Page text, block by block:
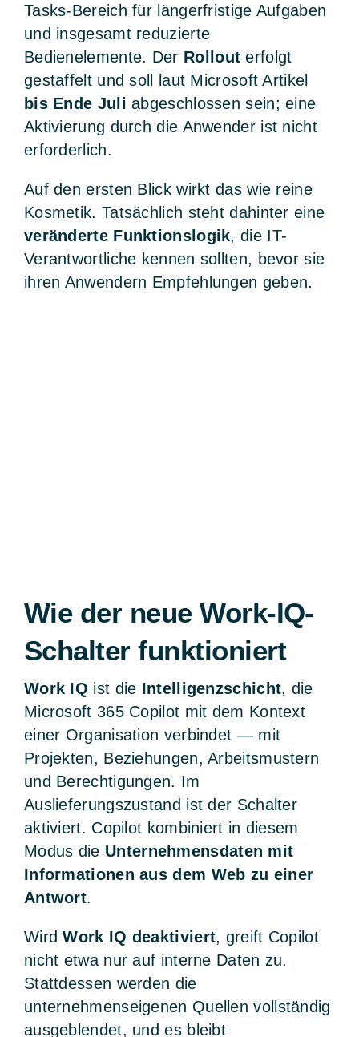
Tasks-Bereich für längerfristige Aufgaben
und insgesamt reduzierte
Bedienelemente. Der Rollouterfolgt
gestaffelt und soll laut Microsoft Artikel
bis Ende Juli abgeschlossen sein; eine
Aktivierung durch die Anwender ist nicht
erforderlich.
Auf den ersten Blick wirkt das wie reine
Kosmetik. Tatsächlich steht dahinter eine
veränderte Funktionslogik, die IT-
Verantwortliche kennen sollten, bevor sie
ihren Anwendern Empfehlungen geben.
Wie der neue Work-IQ-
Schalter funktioniert
Work IQ ist die Intelligenzschicht, die
Microsoft 365 Copilot mit dem Kontext
einer Organisation verbindet — mit
Projekten, Beziehungen, Arbeitsmustern
und Berechtigungen. Im
Auslieferungszustand ist der Schalter
aktiviert. Copilot kombiniert in diesem
Modus die Unternehmensdaten mit
Informationen aus dem Web zu einer
Antwort.
WirdWork IQ deaktiviert, greift Copilot
nicht etwa nur auf interne Daten zu.
Stattdessen werden die
unternehmenseigenen Quellen vollständig
ausgeblendet, und es bleibt